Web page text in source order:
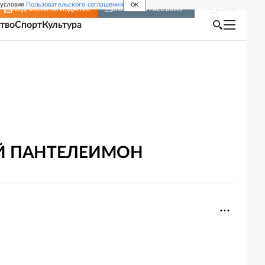
Пользовательского соглашения OK
ПОДПИСКА НА ИЗДАНИЕ ВКЛЮЧИТЬ РАССЫЛКУ
СпортКультура
ПАНТЕЛЕИМОН